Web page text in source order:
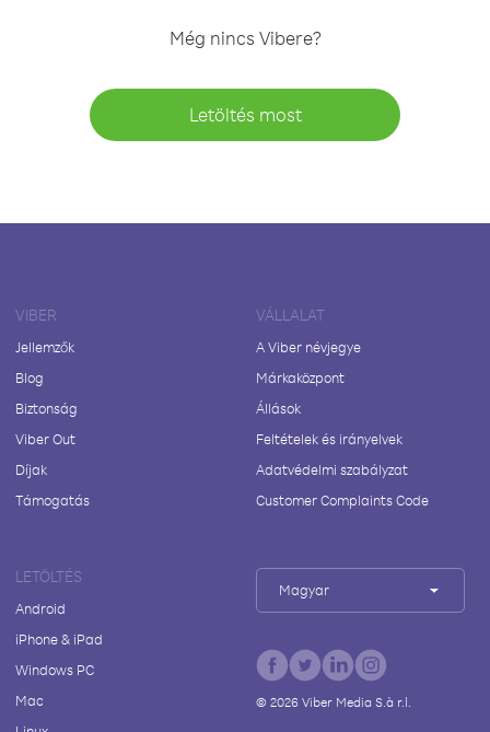
Még nincs Vibere?
Letöltés most
VIBER
Jellemzők
Blog
Biztonság
Viber Out
Díjak
Támogatás
VÁLLALAT
A Viber névjegye
Márkaközpont
Állások
Feltételek és irányelvek
Adatvédelmi szabályzat
Customer Complaints Code
LETÖLTÉS
Android
iPhone & iPad
Windows PC
Mac
Magyar
© 2026Viber Media S.à r.l.